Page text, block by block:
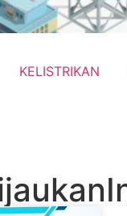
KELISTRIKAN